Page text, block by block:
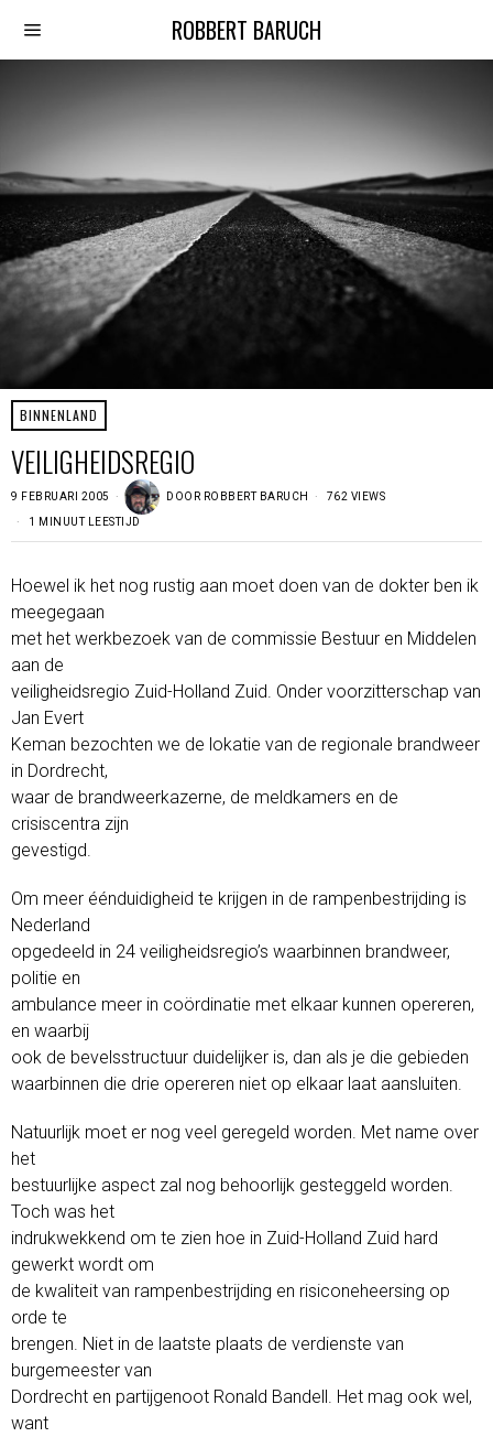
ROBBERT BARUCH
BINNENLAND
VEILIGHEIDSREGIO
9 FEBRUARI 2005 DOOR ROBBERT BARUCH 762 VIEWS
1 MINUUT LEESTIJD
Hoewel ik het nog rustig aan moet doen van de dokter ben ik
meegegaan
met het werkbezoek van de commissie Bestuur en Middelen
aan de
veiligheidsregio Zuid-Holland Zuid. Onder voorzitterschap van
Jan Evert
Keman bezochten we de lokatie van de regionale brandweer
in Dordrecht,
waar de brandweerkazerne, de meldkamers en de
crisiscentra zijn
gevestigd.
Om meer éénduidigheid te krijgen in de rampenbestrijding is
Nederland
opgedeeld in 24 veiligheidsregio’s waarbinnen brandweer,
politie en
ambulance meer in coördinatie met elkaar kunnen opereren,
en waarbij
ook de bevelsstructuur duidelijker is, dan als je die gebieden
waarbinnen die drie opereren niet op elkaar laat aansluiten.
Natuurlijk moet er nog veel geregeld worden. Met name over
het
bestuurlijke aspect zal nog behoorlijk gesteggeld worden.
Toch was het
indrukwekkend om te zien hoe in Zuid-Holland Zuid hard
gewerkt wordt om
de kwaliteit van rampenbestrijding en risiconeheersing op
orde te
brengen. Niet in de laatste plaats de verdienste van
burgemeester van
Dordrecht en partijgenoot Ronald Bandell. Het mag ook wel,
want